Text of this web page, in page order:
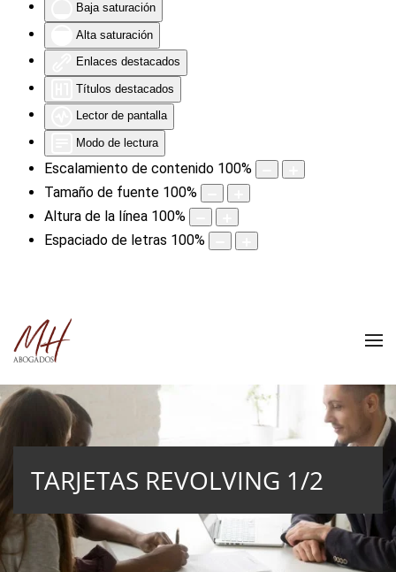
Baja saturación
Alta saturación
Enlaces destacados
Títulos destacados
Lector de pantalla
Modo de lectura
Escalamiento de contenido 100%
Tamaño de fuente 100%
Altura de la línea 100%
Espaciado de letras 100%
TARJETAS REVOLVING 1/2